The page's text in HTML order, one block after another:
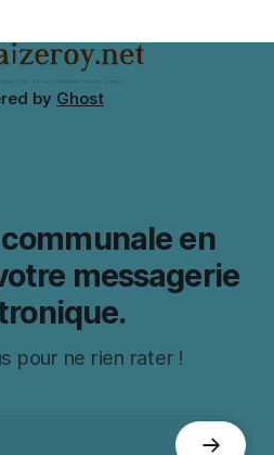
by Ghost
en
messagerie
pour ne rien rater !